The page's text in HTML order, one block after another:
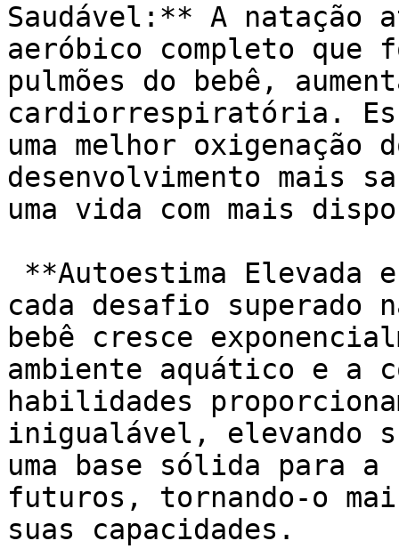
Saudável:** A natação
aeróbico completo que
pulmões do bebê,
cardiorrespiratória.
uma melhor oxigenação
desenvolvimento mais
uma vida com mais
cada desafio superado
bebê cresce
ambiente aquático e a
habilidades
inigualável, elevando
uma base sólida para a
futuros, tornando-o
suas capacidades.